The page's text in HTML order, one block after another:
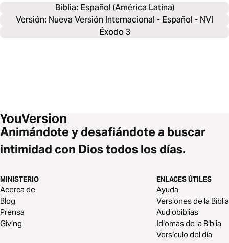
Biblia: Español (América Latina)
Versión: Nueva Versión Internacional - Español - NVI
Éxodo 3
Animándote y desafiándote a buscar
intimidad con Dios todos los días.
MINISTERIO
Acerca de
Blog
Prensa
Giving
ENLACES ÚTILES
Ayuda
Versiones de la Biblia
Audiobiblias
Idiomas de la Biblia
Versículo del día